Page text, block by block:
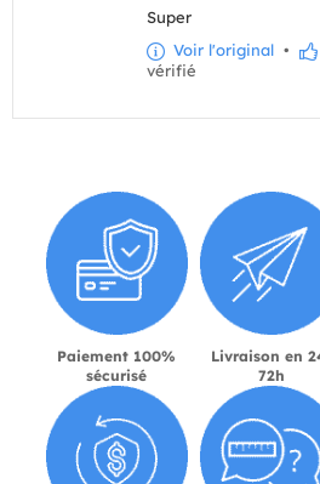
Super
Voir l'original •
vérifié
Paiement 100%
sécurisé
Livraison en
72h